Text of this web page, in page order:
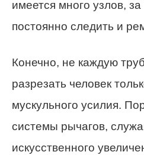
имеется много узлов,
постоянно следить и
Конечно, не каждую
разрезать человек
мускульного усилия.
системы рычагов,
искусственного